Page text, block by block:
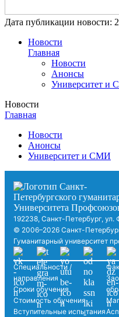
Дата публикации новости:
Новости
Главная
Новости
Анонсы
Университет и
Новости
Главная
Новости
Анонсы
Университет и СМИ
192238, Санкт-Петербург, ул.
© 2006–2026 Санкт-
Гуманитарный университет
Специальности /
направления
Сроки обучения
Стоимость обучения
Вступительные испытания